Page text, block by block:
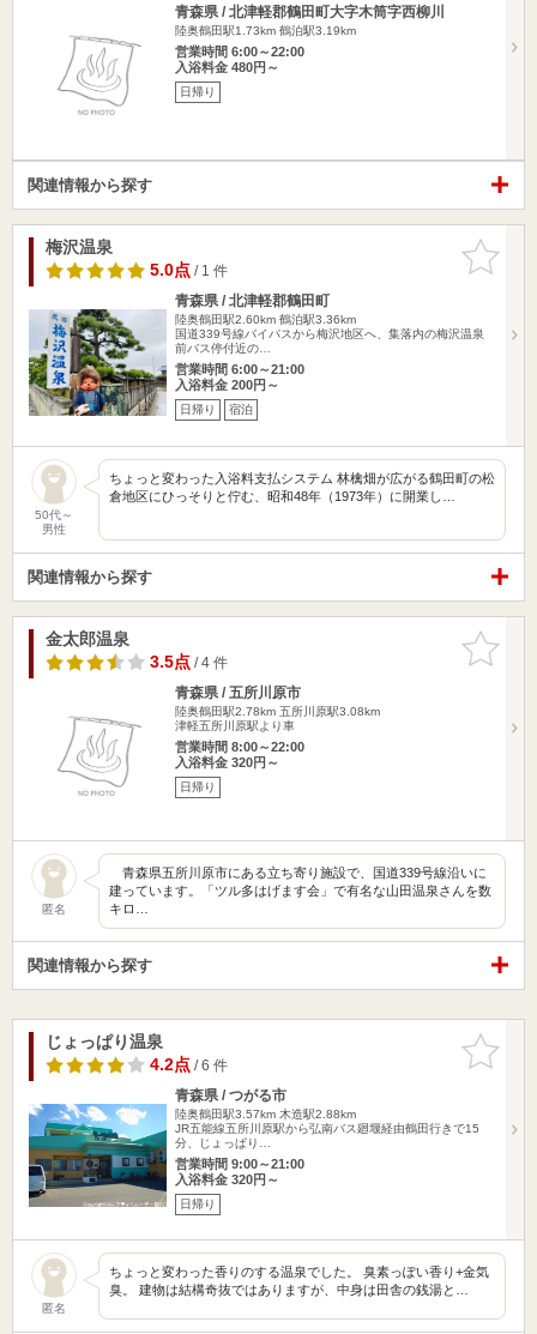
青森県 / 北津軽郡鶴田町大字木筒字西柳川
陸奥鶴田駅1.73km 鶴泊駅3.19km
営業時間 6:00～22:00
入浴料金 480円～
日帰り
関連情報から探す
お気に入
りに追加
梅沢温泉
5.0点/ 1 件
青森県 / 北津軽郡鶴田町
陸奥鶴田駅2.60km 鶴泊駅3.36km
国道339号線バイパスから梅沢地区へ、集落内の梅沢温泉
前バス停付近の…
営業時間 6:00～21:00
入浴料金 200円～
日帰り 宿泊
50代～
男性
ちょっと変わった入浴料支払システム 林檎畑が広がる鶴田町の松
倉地区にひっそりと佇む、昭和48年（1973年）に開業し…
関連情報から探す
お気に入
りに追加
金太郎温泉
3.5点/ 4 件
青森県 / 五所川原市
陸奥鶴田駅2.78km 五所川原駅3.08km
津軽五所川原駅より車
営業時間 8:00～22:00
入浴料金 320円～
日帰り
匿名
青森県五所川原市にある立ち寄り施設で、国道339号線沿いに
建っています。「ツル多はげます会」で有名な山田温泉さんを数
キロ…
関連情報から探す
お気に入
りに追加
じょっぱり温泉
4.2点/ 6 件
青森県 / つがる市
陸奥鶴田駅3.57km 木造駅2.88km
JR五能線五所川原駅から弘南バス廻堰経由鶴田行きで15
分、じょっぱり…
営業時間 9:00～21:00
入浴料金 320円～
日帰り
匿名
ちょっと変わった香りのする温泉でした。 臭素っぽい香り+金気
臭。 建物は結構奇抜ではありますが、中身は田舎の銭湯と…